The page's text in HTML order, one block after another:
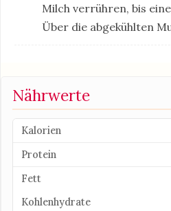
Milch verrühren, bis
Über die abgekühlten
Nährwerte
Kalorien
Protein
Fett
Kohlenhydrate